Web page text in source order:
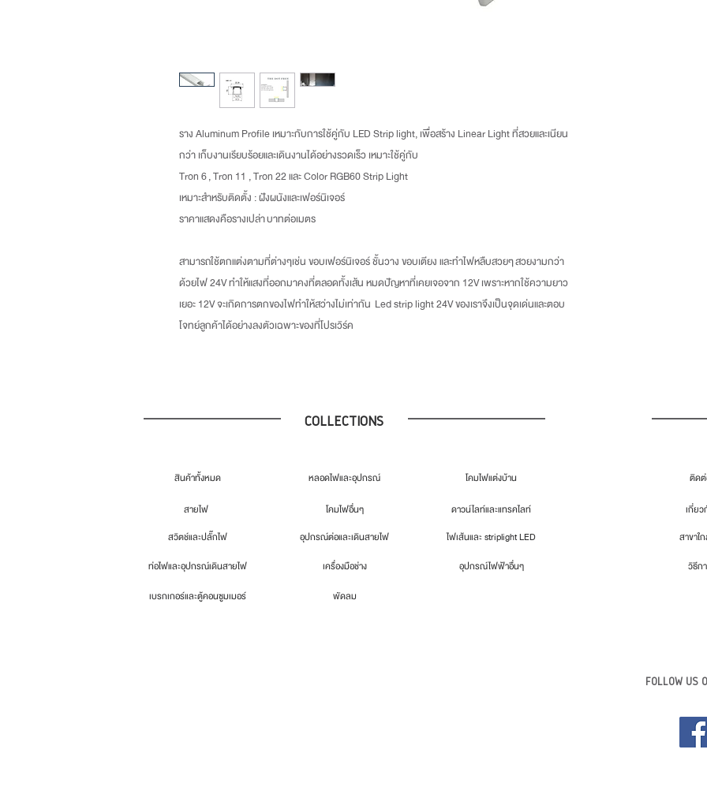
ราง Aluminum Profile เหมาะกับการใช้คู่กับ LED Strip light, เพื่อสร้าง Linear Light ที่สวยและเนียน
กว่า เก็บงานเรียบร้อยและเดินงานได้อย่างรวดเร็ว เหมาะใช้คู่กับ
Tron 6 , Tron 11 , Tron 22 และ Color RGB60 Strip Light
เหมาะสำหรับติดตั้ง : ฝังผนังและเฟอร์นิเจอร์
ราคาแสดงคือรางเปล่า บาทต่อเมตร
สามารถใช้ตกแต่งตามที่ต่างๆเช่น ขอบเฟอร์นิเจอร์ ชั้นวาง ขอบเตียง และทำไฟหลืบสวยๆ สวยงามกว่า
ด้วยไฟ 24V ทำให้แสงที่ออกมาคงที่ตลอดทั้งเส้น หมดปัญหาที่เคยเจอจาก 12V เพราะหากใช้ความยาว
เยอะ 12V จะเกิดการตกของไฟทำให้สว่างไม่เท่ากัน Led strip light 24V ของเราจึงเป็นจุดเด่นและตอบ
โจทย์ลูกค้าได้อย่างลงตัวเฉพาะของที่โปรเวิร์ค
COLLECTIONS
สินค้าทั้งหมด
สายไฟ
สวิตช์และปลั๊กไฟ
ท่อไฟและอุปกรณ์เดินสายไฟ
เบรกเกอร์และตู้คอนซูมเมอร์
หลอดไฟและอุปกรณ์
โคมไฟอื่นๆ
อุปกรณ์ต่อและเดินสายไฟ
เครื่องมือช่าง
โคมไฟแต่งบ้าน
ดาวน์ไลท์และแทรคไลท์
ไฟเส้นและ striplight LED
อุปกรณ์ไฟฟ้าอื่นๆ
พัดลม
ติดต่
เกี่ยว
สาขา
วิธีก
FOLLOW US